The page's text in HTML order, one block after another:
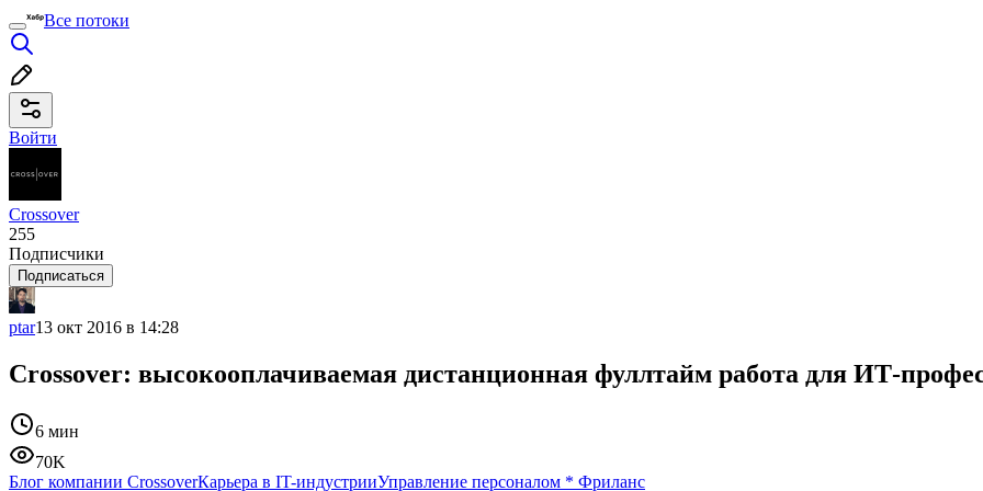
Все потоки
Войти
Crossover
255
Подписчики
Подписаться
ptar13 окт 2016 в 14:28
Crossover: высокооплачиваемая дистанционная фуллтайм работа для ИТ-
6 мин
70K
Блог компании CrossoverКарьера в IT-индустрииУправление персоналом * Фриланс